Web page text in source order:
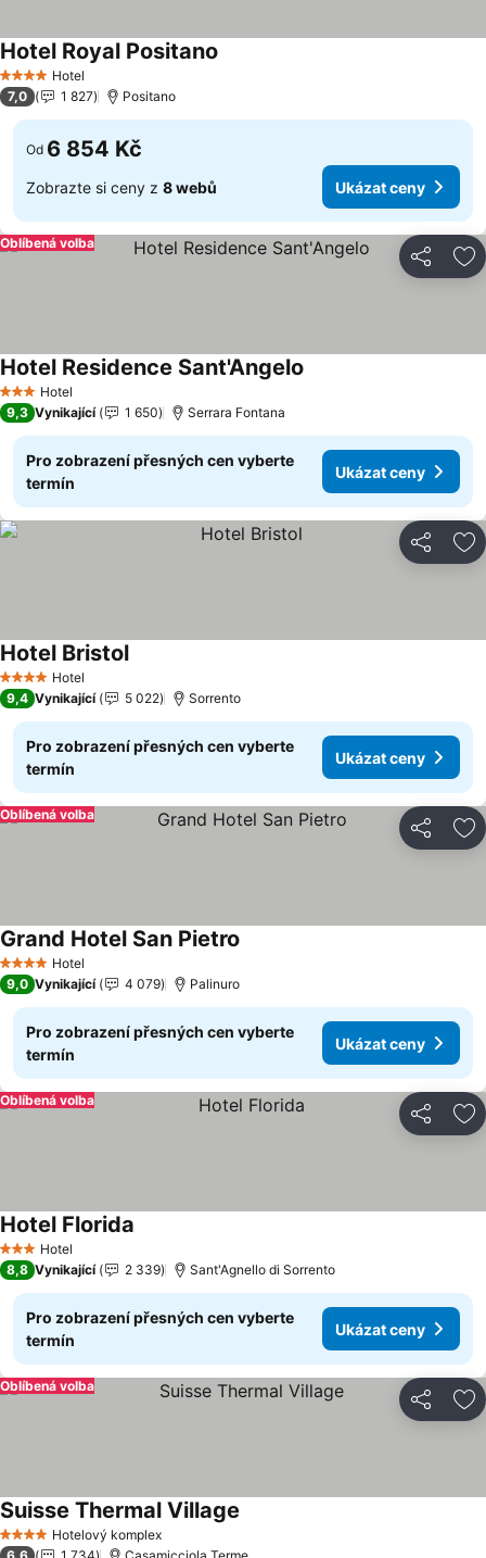
4 Počet hvězdiček
Hotel
Hotel Royal Positano
7,0 1 827 Positano
Od 6 854 Kč
Zobrazte si ceny z 8 webů Ukázat ceny
Sdílet
Oblíbená volba
3 Počet hvězdiček
Hotel
Hotel Residence Sant'Angelo
9,3 Vynikající 1 650 Serrara Fontana
Pro zobrazení přesných cen vyberte
termín
Ukázat ceny
Sdílet
4 Počet hvězdiček
Hotel
Hotel BristolUkázat ceny
9,4 Vynikající 5 022 Sorrento
Pro zobrazení přesných cen vyberte
termín
Ukázat ceny
Sdílet
Oblíbená volba
4 Počet hvězdiček
Hotel
Grand Hotel San Pietro
9,0 Vynikající 4 079 Palinuro
Pro zobrazení přesných cen vyberte
termín
Ukázat ceny
Sdílet
Oblíbená volba
3 Počet hvězdiček
Hotel
Hotel Florida
8,8 Vynikající 2 339 Sant'Agnello di Sorrento
Pro zobrazení přesných cen vyberte
termín
Ukázat ceny
Sdílet
Oblíbená volba
4 Počet hvězdiček
Hotelový komplex
Suisse Thermal Village